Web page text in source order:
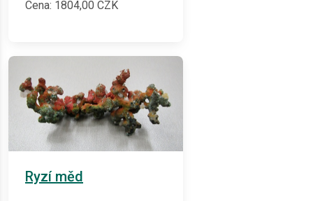
Cena: 1804,00 CZK
Ryzí měd